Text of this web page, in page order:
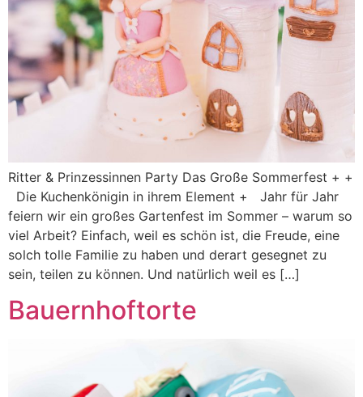
Ritter & Prinzessinnen Party Das Große Sommerfest + +
Die Kuchenkönigin in ihrem Element + Jahr für Jahr
feiern wir ein großes Gartenfest im Sommer – warum so
viel Arbeit? Einfach, weil es schön ist, die Freude, eine
solch tolle Familie zu haben und derart gesegnet zu
sein, teilen zu können. Und natürlich weil es […]
Bauernhoftorte